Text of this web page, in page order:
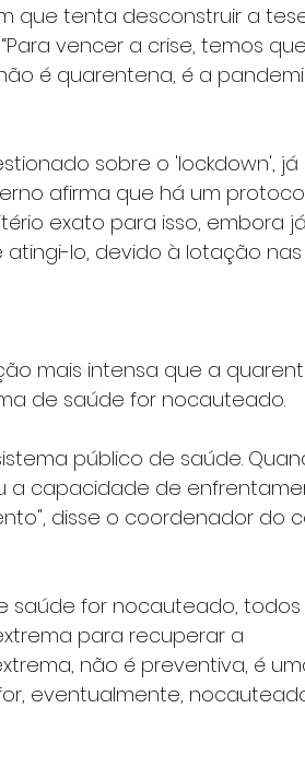
que tenta desconstruir a
vencer a crise, temos que
é quarentena, é a
sobre o 'lockdown', já
afirma que há um
exato para isso, embora já
lo, devido à lotação nas
mais intensa que a
de saúde for nocauteado.
público de saúde.
a capacidade de
disse o coordenador do
saúde for nocauteado, todos
para recuperar a
não é preventiva, é
eventualmente,